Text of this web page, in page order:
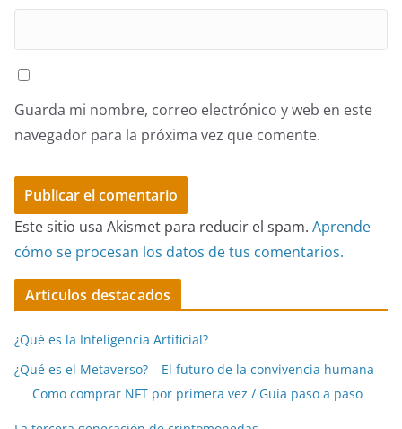
Guarda mi nombre, correo electrónico y web en este
navegador para la próxima vez que comente.
Este sitio usa Akismet para reducir el spam. Aprende
cómo se procesan los datos de tus comentarios.
Articulos destacados
¿Qué es la Inteligencia Artificial?
¿Qué es el Metaverso? – El futuro de la convivencia humana
Como comprar NFT por primera vez / Guía paso a paso